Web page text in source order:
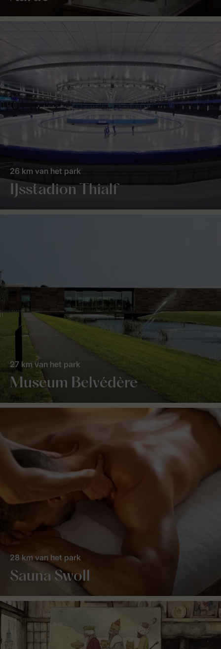
IJsstadion Thialf
26 km van het park
Museum Belvédère
27 km van het park
Sauna Swoll
28 km van het park